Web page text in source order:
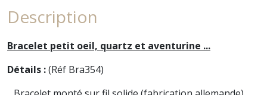
Description
Bracelet petit oeil, quartz et aventurine ...
Détails :(Réf Bra354)